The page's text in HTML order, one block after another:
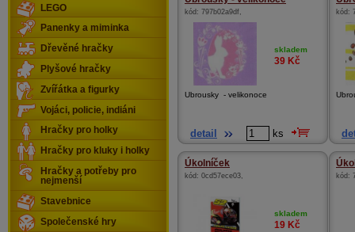
kód: 797b02a9df,
skladem
39 Kč
Ubrousky - velikonoce
detail ks
kód:
Úkolníček
kód: 0cd57ece03,
skladem
19 Kč
kód:
LEGO
Panenky a miminka
Dřevěné hračky
Plyšové hračky
Zvířátka a figurky
Vojáci, policie, indiáni
Hračky pro holky
Hračky pro kluky i holky
Hračky a potřeby pro
nejmenší
Stavebnice
Společenské hry